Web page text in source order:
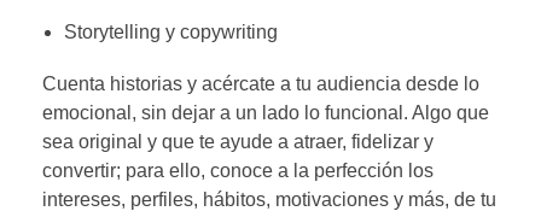
Storytelling y copywriting
Cuenta historias y acércate a tu audiencia desde lo
emocional, sin dejar a un lado lo funcional. Algo que
sea original y que te ayude a atraer, fidelizar y
convertir; para ello, conoce a la perfección los
intereses, perfiles, hábitos, motivaciones y más, de tu